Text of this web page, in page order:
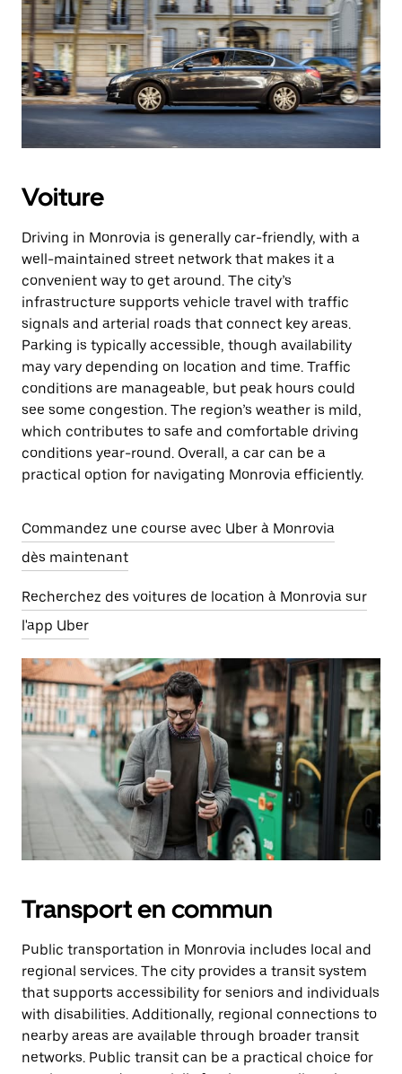
Voiture
Driving in Monrovia is generally car-friendly, with a
well-maintained street network that makes it a
convenient way to get around. The city’s
infrastructure supports vehicle travel with traffic
signals and arterial roads that connect key areas.
Parking is typically accessible, though availability
may vary depending on location and time. Traffic
conditions are manageable, but peak hours could
see some congestion. The region’s weather is mild,
which contributes to safe and comfortable driving
conditions year-round. Overall, a car can be a
practical option for navigating Monrovia efficiently.
Commandez une course avec Uber à Monrovia
dès maintenant
Recherchez des voitures de location à Monrovia sur
l'app Uber
Transport en commun
Public transportation in Monrovia includes local and
regional services. The city provides a transit system
that supports accessibility for seniors and individuals
with disabilities. Additionally, regional connections to
nearby areas are available through broader transit
networks. Public transit can be a practical choice for